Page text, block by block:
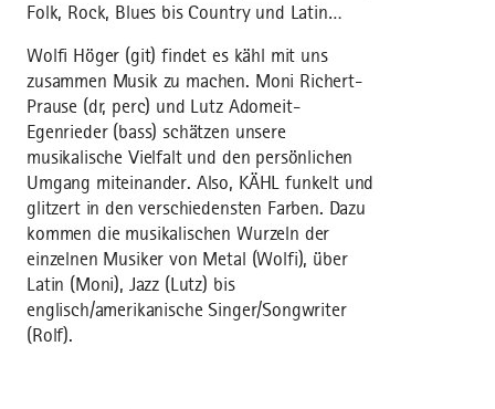
Folk, Rock, Blues bis Country und Latin…
Wolfi Höger (git) findet es kähl mit uns
zusammen Musik zu machen. Moni Richert-
Prause (dr, perc) und Lutz Adomeit-
Egenrieder (bass) schätzen unsere
musikalische Vielfalt und den persönlichen
Umgang miteinander. Also, KÄHL funkelt und
glitzert in den verschiedensten Farben. Dazu
kommen die musikalischen Wurzeln der
einzelnen Musiker von Metal (Wolfi), über
Latin (Moni), Jazz (Lutz) bis
englisch/amerikanische Singer/Songwriter
(Rolf).